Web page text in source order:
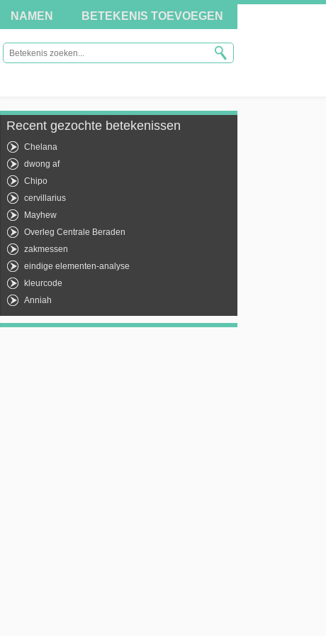
NAMEN BETEKENIS TOEVOEGEN
Recent gezochte betekenissen
Chelana
dwong af
Chipo
cervillarius
Mayhew
Overleg Centrale Beraden
zakmessen
eindige elementen-analyse
kleurcode
Anniah